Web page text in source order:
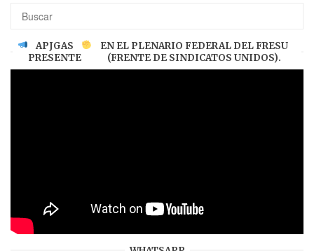
APJGAS
PRESENTE
EN EL PLENARIO FEDERAL DEL FRESU
(FRENTE DE SINDICATOS UNIDOS).